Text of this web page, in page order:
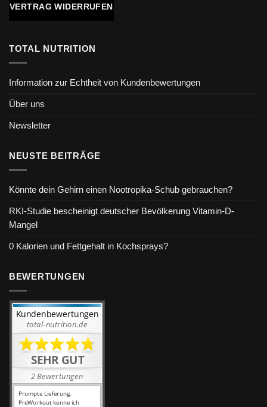
VERTRAG WIDERRUFEN
TOTAL NUTRITION
Information zur Echtheit von Kundenbewertungen
Über uns
Newsletter
NEUSTE BEITRÄGE
Könnte dein Gehirn einen Nootropika-Schub gebrauchen?
RKI-Studie bescheinigt deutscher Bevölkerung Vitamin-D-
Mangel
0 Kalorien und Fettgehalt in Kochsprays?
BEWERTUNGEN